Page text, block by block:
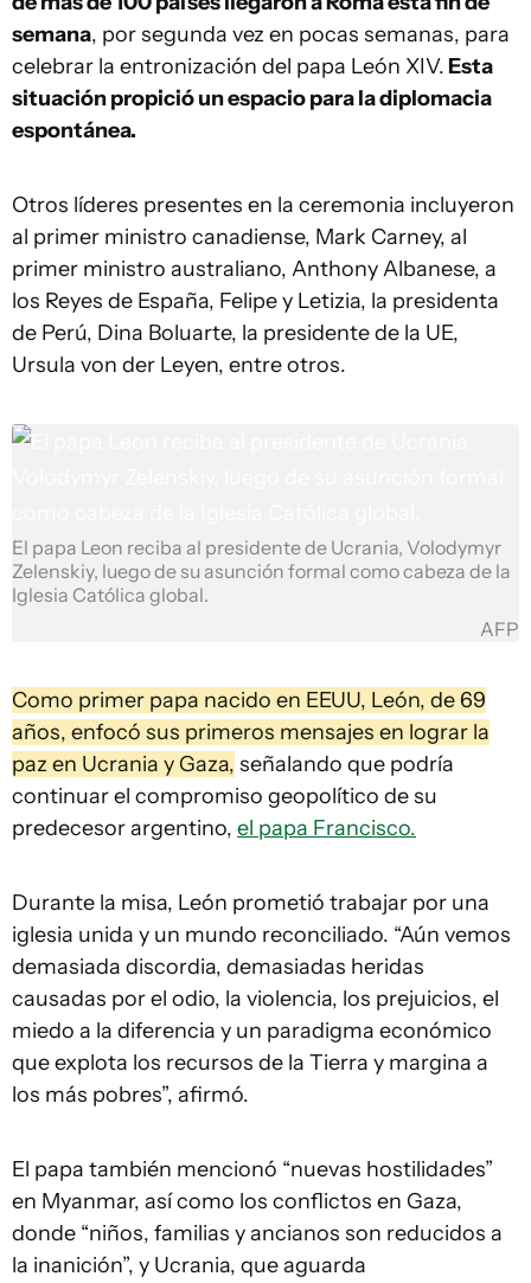
semana, por segunda vez en pocas semanas, para
celebrar la entronización del papa León XIV. Esta
situación propició un espacio para la diplomacia
espontánea.
Otros líderes presentes en la ceremonia incluyeron
al primer ministro canadiense, Mark Carney, al
primer ministro australiano, Anthony Albanese, a
los Reyes de España, Felipe y Letizia, la presidenta
de Perú, Dina Boluarte, la presidente de la UE,
Ursula von der Leyen, entre otros.
El papa Leon reciba al presidente de Ucrania, Volodymyr
Zelenskiy, luego de su asunción formal como cabeza de la
Iglesia Católica global.
AFP
Como primer papa nacido en EEUU, León, de 69
años, enfocó sus primeros mensajes en lograr la
paz en Ucrania y Gaza, señalando que podría
continuar el compromiso geopolítico de su
predecesor argentino, el papa Francisco.
Durante la misa, León prometió trabajar por una
iglesia unida y un mundo reconciliado. “Aún vemos
demasiada discordia, demasiadas heridas
causadas por el odio, la violencia, los prejuicios, el
miedo a la diferencia y un paradigma económico
que explota los recursos de la Tierra y margina a
los más pobres”, afirmó.
El papa también mencionó “nuevas hostilidades”
en Myanmar, así como los conflictos en Gaza,
donde “niños, familias y ancianos son reducidos a
la inanición”, y Ucrania, que aguarda